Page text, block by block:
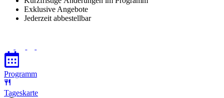
Exklusive Angebote
Jederzeit abbestellbar
Programm
Tageskarte